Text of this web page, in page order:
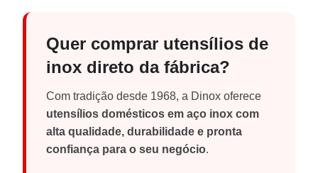
Quer comprar utensílios de
inox direto da fábrica?
Com tradição desde 1968, a Dinox oferece
utensílios domésticos em aço inox com
alta qualidade, durabilidade e pronta
confiança para o seu negócio.